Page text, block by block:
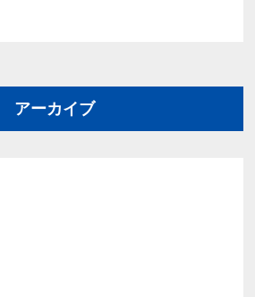
アーカイブ